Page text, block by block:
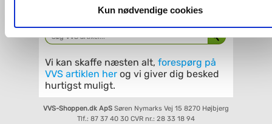
dit samtykke, hvis du måtte ønske det.
Du kan se mere om, hvordan vi behandler dine
Kun nødvendige cookies
feltet herunder.
Vi kan skaffe næsten alt, forespørg på
VVS artiklen her og vi giver dig besked
hurtigst muligt.
VVS-Shoppen.dk ApS Søren Nymarks Vej 15 8270 Højbjerg
Tlf.: 87 37 40 30 CVR nr.: 28 33 18 94